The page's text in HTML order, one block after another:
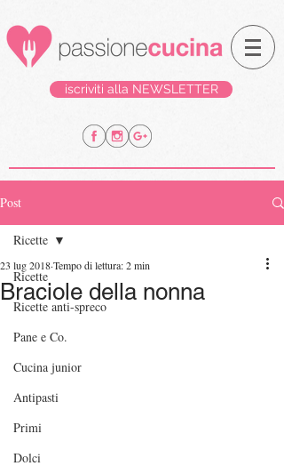
iscriviti alla NEWSLETTER
Post
Ricette
Ricette anti-spreco
Pane e Co.
Cucina junior
Antipasti
Primi
Dolci
Ricette
Braciole della nonna
23 lug 2018Tempo di lettura: 2 min